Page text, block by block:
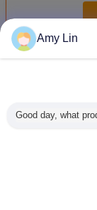
더 많은 것
Amy Lin
Good day, what